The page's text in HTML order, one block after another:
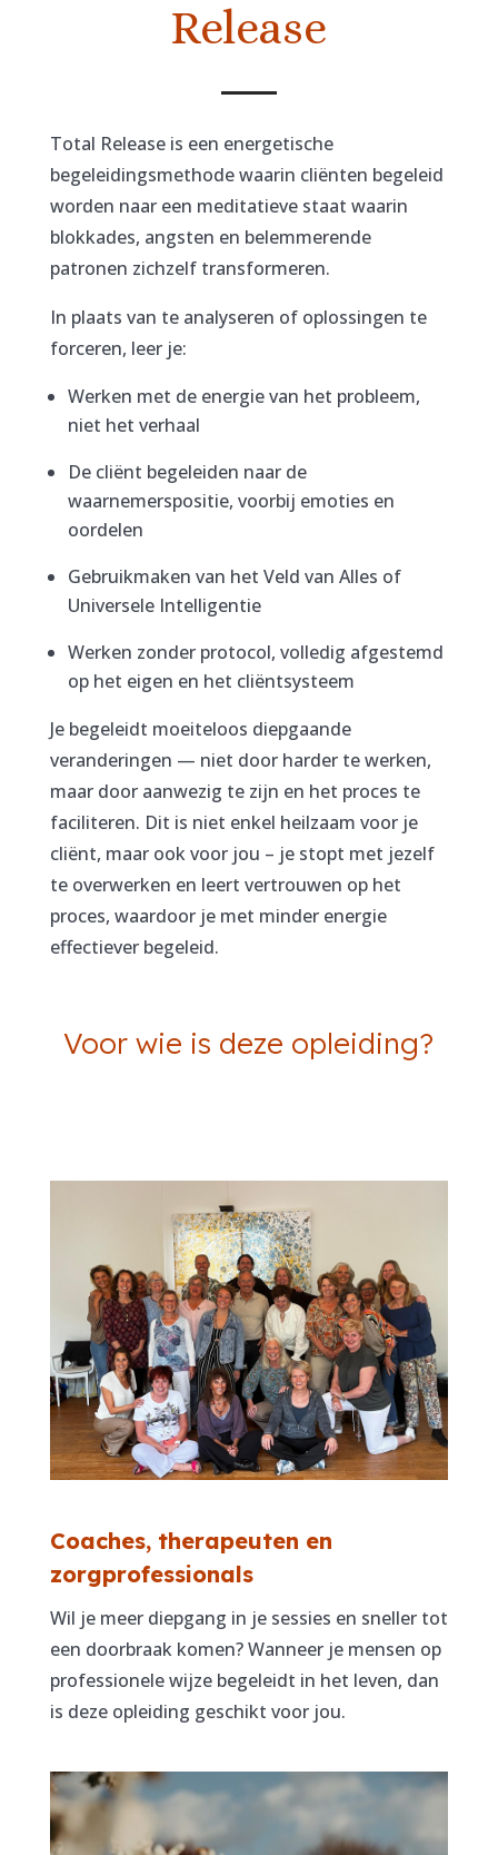
Release
Total Release is een energetische
begeleidingsmethode waarin cliënten begeleid
worden naar een meditatieve staat waarin
blokkades, angsten en belemmerende
patronen zichzelf transformeren.
In plaats van te analyseren of oplossingen te
forceren, leer je:
Werken met de energie van het probleem,
niet het verhaal
De cliënt begeleiden naar de
waarnemerspositie, voorbij emoties en
oordelen
Gebruikmaken van het Veld van Alles of
Universele Intelligentie
Werken zonder protocol, volledig afgestemd
op het eigen en het cliëntsysteem
Je begeleidt moeiteloos diepgaande
veranderingen — niet door harder te werken,
maar door aanwezig te zijn en het proces te
faciliteren. Dit is niet enkel heilzaam voor je
cliënt, maar ook voor jou – je stopt met jezelf
te overwerken en leert vertrouwen op het
proces, waardoor je met minder energie
effectiever begeleid.
Voor wie is deze opleiding?
Coaches, therapeuten en
zorgprofessionals
Wil je meer diepgang in je sessies en sneller tot
een doorbraak komen? Wanneer je mensen op
professionele wijze begeleidt in het leven, dan
is deze opleiding geschikt voor jou.